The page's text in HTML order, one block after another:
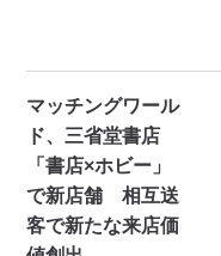
マッチングワール
ド、三省堂書店
「書店×ホビー」
で新店舗 相互送
客で新たな来店価